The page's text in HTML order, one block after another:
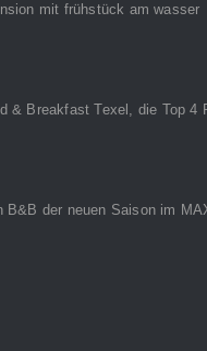
mit frühstück am wasser
& Breakfast Texel, die Top 4
B&B der neuen Saison im